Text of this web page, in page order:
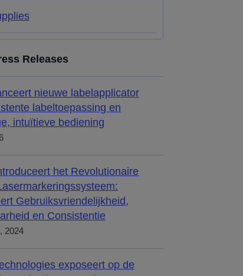
Releases
nieuwe labelapplicator
labeltoepassing en
intuïtieve bediening
het Revolutionaire
Gebruiksvriendelijkheid,
en Consistentie
2024
exposeert op de